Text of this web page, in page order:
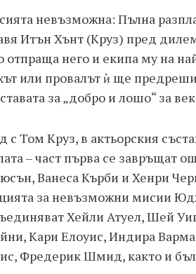
невъзможна: Пълна
Итън Хънт (Круз) пред
отпраща него и екипа му на
или провалът ѝ ще
за „добро и лошо“ за
с Том Круз, в актьорския
– част първа се завръщат
Ванеса Кърби и Хенри
за невъзможни мисии
Хейли Атуел, Шей
Кари Елоуис, Индира
Фредерик Шмид, както и